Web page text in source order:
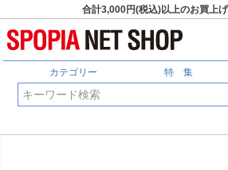
合計3,000円(税込)以上のお買上
カテゴリー 特 集